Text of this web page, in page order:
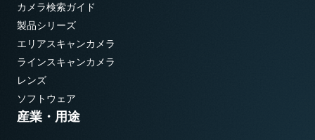
カメラ検索ガイド
製品シリーズ
エリアスキャンカメラ
ラインスキャンカメラ
レンズ
ソフトウェア
産業・用途